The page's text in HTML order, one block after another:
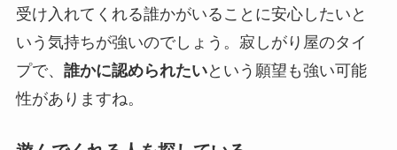
受け入れてくれる誰かがいることに安心したい と
いう気持ちが強いのでしょう。寂しがり屋のタイ
プで、 誰かに認められたいという願望も強い可能
性がありますね。